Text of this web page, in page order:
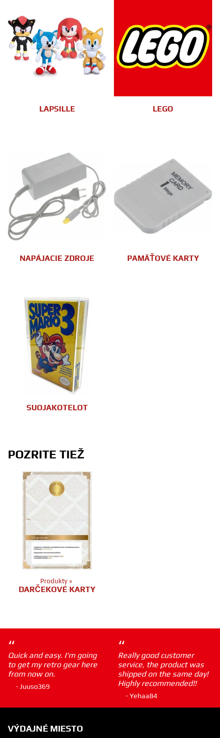
LAPSILLE LEGO
NAPÁJACIE ZDROJE PAMÄŤOVÉ KARTY
SUOJAKOTELOT
POZRITE TIEŽ
Produkty ‪»
DARČEKOVÉ KARTY
“
Quick and easy. I'm going
to get my retro gear here
from now on.
- Juuso369
“
Really good customer
service, the product was
shipped on the same day!
Highly recommended!!
- Yehaa84
VÝDAJNÉ MIESTO